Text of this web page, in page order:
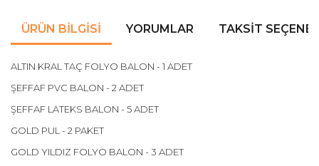
ÜRÜN BILGISI YORUMLAR TAKSIT
ALTIN KRAL TAÇ FOLYO BALON - 1 ADET
ŞEFFAF PVC BALON - 2 ADET
ŞEFFAF LATEKS BALON - 5 ADET
GOLD PUL - 2 PAKET
GOLD YILDIZ FOLYO BALON - 3 ADET